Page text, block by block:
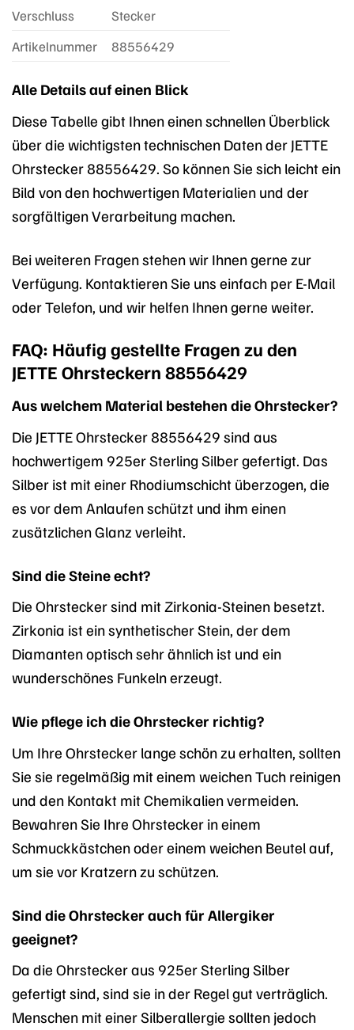
Verschluss
Stecker
Artikelnummer
88556429
Alle Details auf einen Blick
Diese Tabelle gibt Ihnen einen schnellen Überblick
über die wichtigsten technischen Daten der JETTE
Ohrstecker 88556429. So können Sie sich leicht ein
Bild von den hochwertigen Materialien und der
sorgfältigen Verarbeitung machen.
Bei weiteren Fragen stehen wir Ihnen gerne zur
Verfügung. Kontaktieren Sie uns einfach per E-Mail
oder Telefon, und wir helfen Ihnen gerne weiter.
FAQ: Häufig gestellte Fragen zu den
JETTE Ohrsteckern 88556429
Aus welchem Material bestehen die Ohrstecker?
Die JETTE Ohrstecker 88556429 sind aus
hochwertigem 925er Sterling Silber gefertigt. Das
Silber ist mit einer Rhodiumschicht überzogen, die
es vor dem Anlaufen schützt und ihm einen
zusätzlichen Glanz verleiht.
Sind die Steine echt?
Die Ohrstecker sind mit Zirkonia-Steinen besetzt.
Zirkonia ist ein synthetischer Stein, der dem
Diamanten optisch sehr ähnlich ist und ein
wunderschönes Funkeln erzeugt.
Wie pflege ich die Ohrstecker richtig?
Um Ihre Ohrstecker lange schön zu erhalten, sollten
Sie sie regelmäßig mit einem weichen Tuch reinigen
und den Kontakt mit Chemikalien vermeiden.
Bewahren Sie Ihre Ohrstecker in einem
Schmuckkästchen oder einem weichen Beutel auf,
um sie vor Kratzern zu schützen.
Sind die Ohrstecker auch für Allergiker
geeignet?
Da die Ohrstecker aus 925er Sterling Silber
gefertigt sind, sind sie in der Regel gut verträglich.
Menschen mit einer Silberallergie sollten jedoch